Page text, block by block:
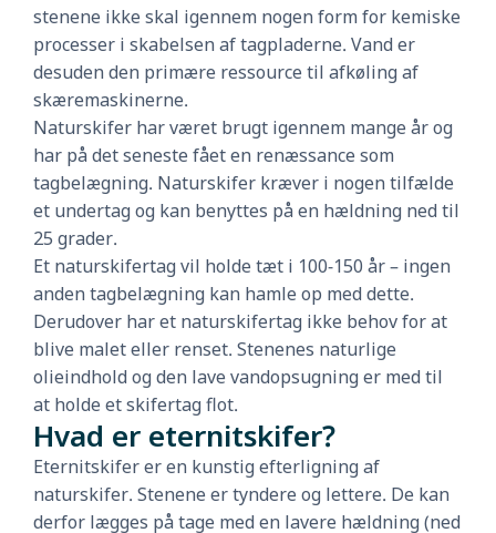
stenene ikke skal igennem nogen form for kemiske
processer i skabelsen af tagpladerne. Vand er
desuden den primære ressource til afkøling af
skæremaskinerne.
Naturskifer har været brugt igennem mange år og
har på det seneste fået en renæssance som
tagbelægning. Naturskifer kræver i nogen tilfælde
et undertag og kan benyttes på en hældning ned til
25 grader.
Et naturskifertag vil holde tæt i 100-150 år – ingen
anden tagbelægning kan hamle op med dette.
Derudover har et naturskifertag ikke behov for at
blive malet eller renset. Stenenes naturlige
olieindhold og den lave vandopsugning er med til
at holde et skifertag flot.
Hvad er eternitskifer?
Eternitskifer er en kunstig efterligning af
naturskifer. Stenene er tyndere og lettere. De kan
derfor lægges på tage med en lavere hældning (ned